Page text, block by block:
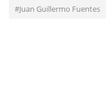
#Juan Guillermo Fuentes